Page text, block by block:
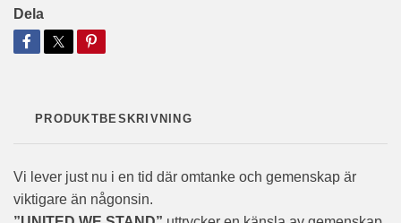
Dela
PRODUKTBESKRIVNING
Vi lever just nu i en tid där omtanke och gemenskap är
viktigare än någonsin.